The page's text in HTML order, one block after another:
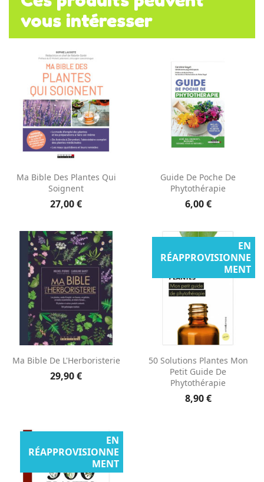
vous intéresser
Ma Bible Des Plantes Qui
Soignent
27,00 €
Guide De Poche De
Phytothérapie
6,00 €
Ma Bible De L'Herboristerie
29,90 €
50 Solutions Plantes Mon
Petit Guide De
Phytothérapie
8,90 €
EN
RÉAPPROVISIONNE
MENT
EN
RÉAPPROVISIONNE
MENT